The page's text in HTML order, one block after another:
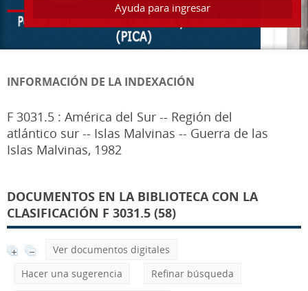
Ayuda para ingresar
INFORMACIÓN DE LA INDEXACIÓN
F 3031.5 : América del Sur -- Región del
atlántico sur -- Islas Malvinas -- Guerra de las
Islas Malvinas, 1982
DOCUMENTOS EN LA BIBLIOTECA CON LA
CLASIFICACIÓN F 3031.5 (58)
Ver documentos digitales
Hacer una sugerencia
Refinar búsqueda